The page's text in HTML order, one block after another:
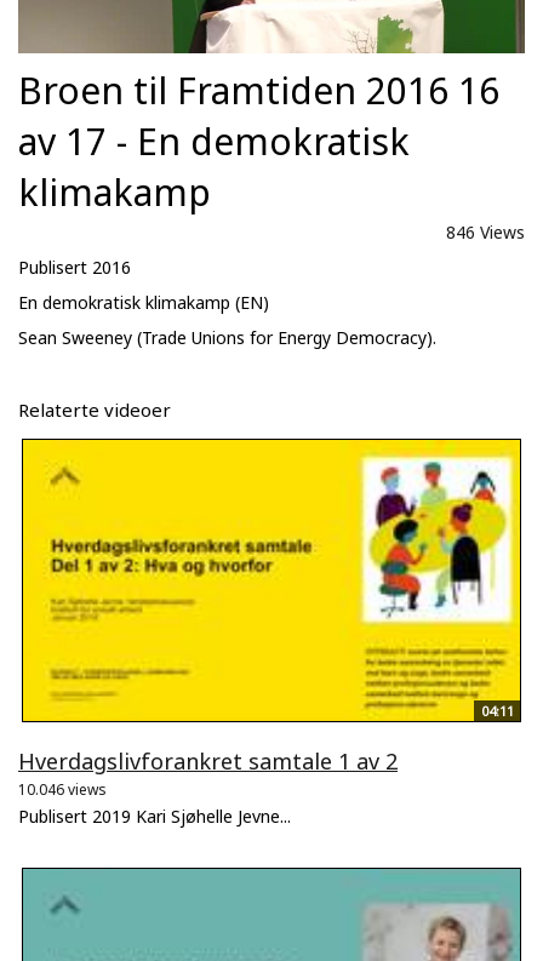
Broen til Framtiden 2016 16
av 17 - En demokratisk
klimakamp
846 Views
Publisert 2016
En demokratisk klimakamp (EN)
Sean Sweeney (Trade Unions for Energy Democracy).
Relaterte videoer
04:11
Hverdagslivforankret samtale 1 av 2
10.046 views
Publisert 2019 Kari Sjøhelle Jevne...